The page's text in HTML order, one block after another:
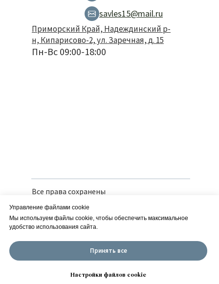
ИП Савчук Е. М. | ИНН 252150166126
| ОГРН 318253600013960 ОКВЭД 01.19.2
Настройки куки
Все права сохранены
Вся предоставленная информация носит
справочный характер и не является
публичной офертой
savles15@mail.ru
Приморский Край, Надеждинский р-
н, Кипарисово-2, ул. Заречная, д. 15
Пн-Вс 09:00-18:00
Управление файлами cookie
Мы используем файлы cookie, чтобы обеспечить максимальное
удобство использования сайта.
Принять все
Настройки файлов cookie